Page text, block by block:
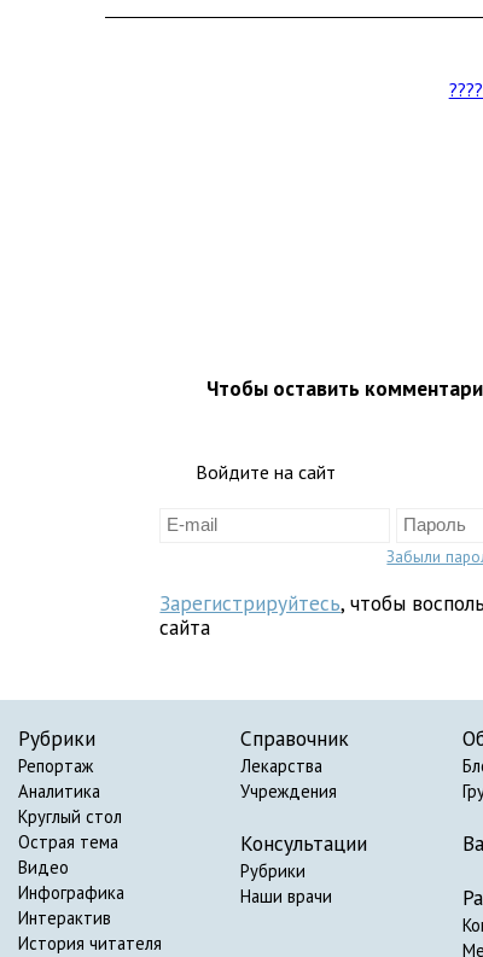
Чтобы оставить
Войдите на сайт
Забыли
Зарегистрируйтесь, чтобы
сайта
Рубрики
Репортаж
Аналитика
Круглый стол
Острая тема
Видео
Инфографика
Интерактив
История читателя
Справочник
Лекарства
Учреждения
Консультации
Рубрики
Наши врачи